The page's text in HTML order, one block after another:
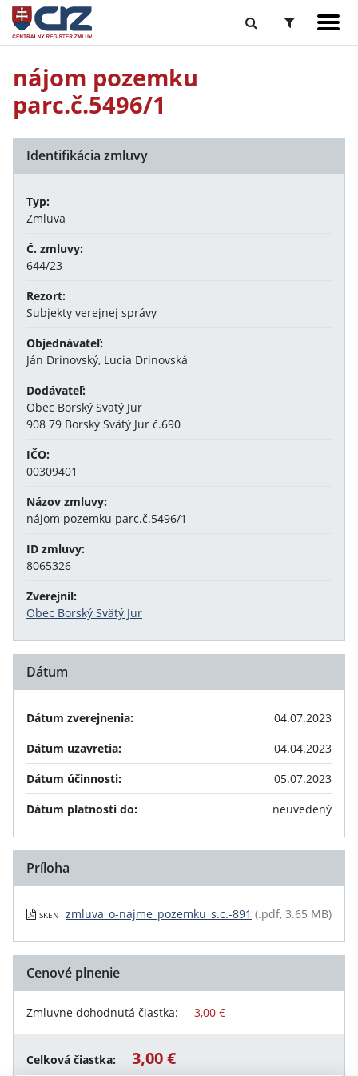
nájom pozemku
parc.č.5496/1
Identifikácia zmluvy
Typ:
Zmluva
Č. zmluvy:
644/23
Rezort:
Subjekty verejnej správy
Objednávateľ:
Ján Drinovský, Lucia Drinovská
Dodávateľ:
Obec Borský Svätý Jur
908 79 Borský Svätý Jur č.690
IČO:
00309401
Názov zmluvy:
nájom pozemku parc.č.5496/1
ID zmluvy:
8065326
Zverejnil:
Obec Borský Svätý Jur
Dátum
Dátum zverejnenia:
04.07.2023
Dátum uzavretia:
04.04.2023
Dátum účinnosti:
05.07.2023
Dátum platnosti do:
neuvedený
Príloha
SKEN zmluva_o-najme_pozemku_s.c.-891 (.pdf, 3.65 MB)
Cenové plnenie
Zmluvne dohodnutá čiastka: 3,00 €
Celková čiastka: 3,00 €